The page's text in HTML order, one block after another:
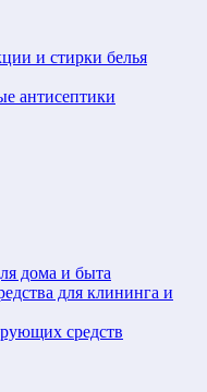
и стирки белья
антисептики
дома и быта
для клининга и
средств